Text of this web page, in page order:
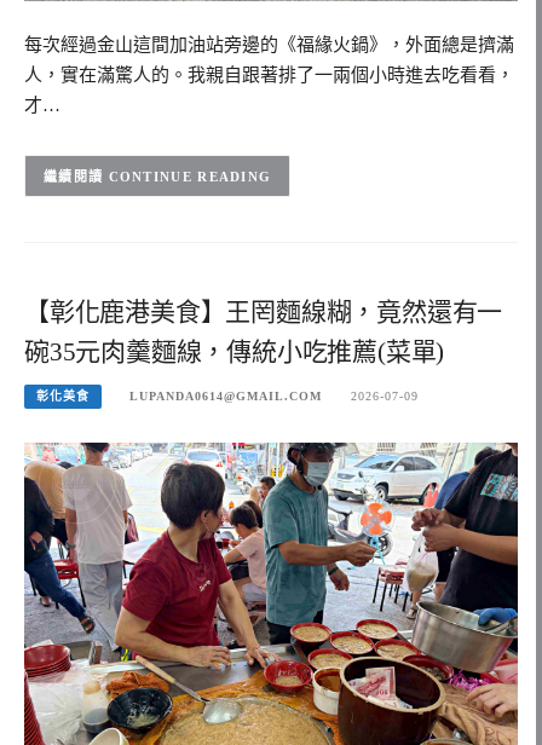
每次經過金山這間加油站旁邊的《福緣火鍋》，外面總是擠滿
人，實在滿驚人的。我親自跟著排了一兩個小時進去吃看看，
才…
CONTINUE READING
【彰化鹿港美食】王罔麵線糊，竟然還有一
碗35元肉羹麵線，傳統小吃推薦(菜單)
彰化美食 LUPANDA0614@GMAIL.COM 2026-07-09